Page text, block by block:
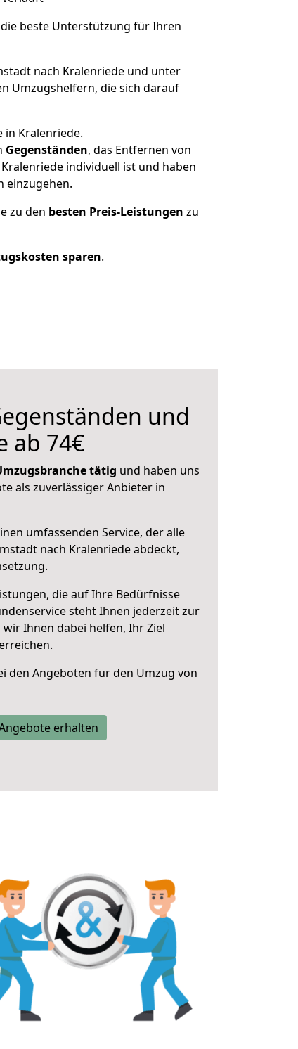
beste Unterstützung für Ihren
nach Kralenriede und unter
Umzugshelfern, die sich darauf
in Kralenriede.
Gegenständen, das Entfernen von
individuell ist und haben
einzugehen.
zu den besten Preis-Leistungen zu
sparen.
und
ab 74€
tätig und haben uns
als zuverlässiger Anbieter in
umfassenden Service, der alle
nach Kralenriede abdeckt,
die auf Ihre Bedürfnisse
steht Ihnen jederzeit zur
Ihnen dabei helfen, Ihr Ziel
den Angeboten für den Umzug von
erhalten